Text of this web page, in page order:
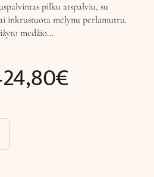
pilku atspalviu, su
inkrustuota mėlynu perlamutru.
medžio…
€